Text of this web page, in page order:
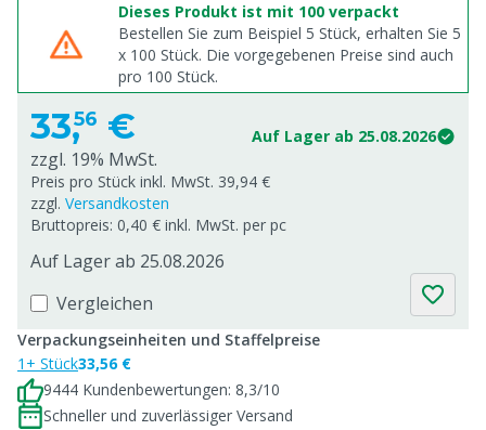
Dieses Produkt ist mit 100 verpackt
Bestellen Sie zum Beispiel 5 Stück, erhalten Sie 5
x 100 Stück. Die vorgegebenen Preise sind auch
pro 100 Stück.
33,56 € Auf Lager ab 25.08.2026
zzgl. 19% MwSt.
Preis pro Stück inkl. MwSt. 39,94 €
zzgl. Versandkosten
Bruttopreis: 0,40 € inkl. MwSt. per pc
Auf Lager ab 25.08.2026
Vergleichen
Verpackungseinheiten und Staffelpreise
1+ Stück33,56 €
9444 Kundenbewertungen: 8,3/10
Schneller und zuverlässiger Versand